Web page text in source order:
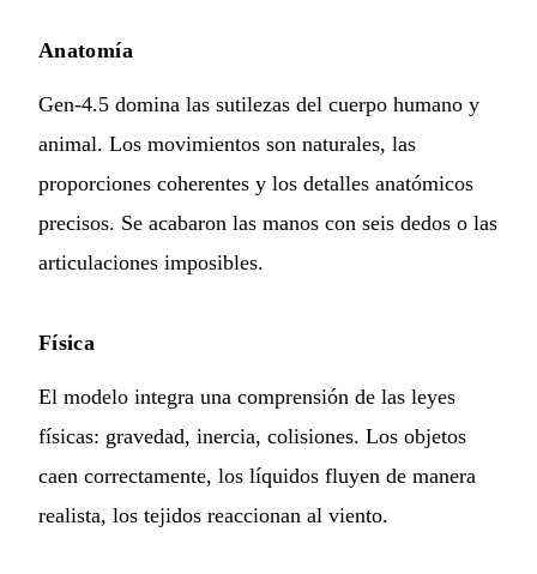
Anatomía
Gen-4.5 domina las sutilezas del cuerpo humano y
animal. Los movimientos son naturales, las
proporciones coherentes y los detalles anatómicos
precisos. Se acabaron las manos con seis dedos o las
articulaciones imposibles.
Física
El modelo integra una comprensión de las leyes
físicas: gravedad, inercia, colisiones. Los objetos
caen correctamente, los líquidos fluyen de manera
realista, los tejidos reaccionan al viento.